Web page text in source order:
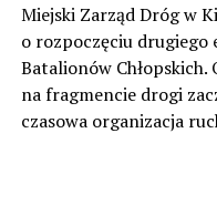
Miejski Zarząd Dróg w
o rozpoczęciu
Batalionów Chłopskich.
na fragmencie drogi
czasowa organizacja